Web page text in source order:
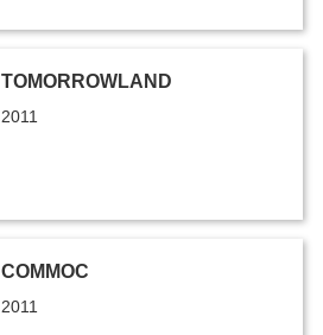
TOMORROWLAND
2011
COMMOC
2011